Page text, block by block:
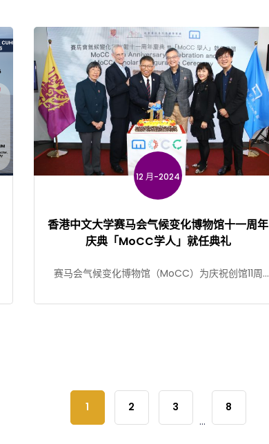
12 月-2024
香港中文大学赛马会气候变化博物馆十一周年
庆典「MoCC学人」就任典礼
赛马会气候变化博物馆（MoCC）为庆祝创馆11周
典礼。
1 2
3
...
8